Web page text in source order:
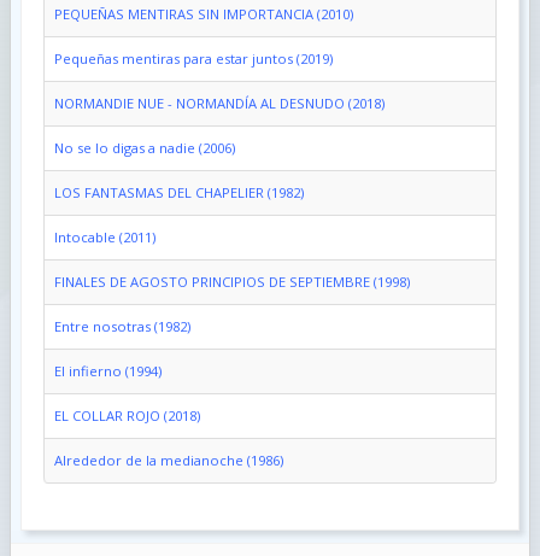
PEQUEÑAS MENTIRAS SIN IMPORTANCIA (2010)
Pequeñas mentiras para estar juntos (2019)
NORMANDIE NUE - NORMANDÍA AL DESNUDO (2018)
No se lo digas a nadie (2006)
LOS FANTASMAS DEL CHAPELIER (1982)
Intocable (2011)
FINALES DE AGOSTO PRINCIPIOS DE SEPTIEMBRE (1998)
Entre nosotras (1982)
El infierno (1994)
EL COLLAR ROJO (2018)
Alrededor de la medianoche (1986)